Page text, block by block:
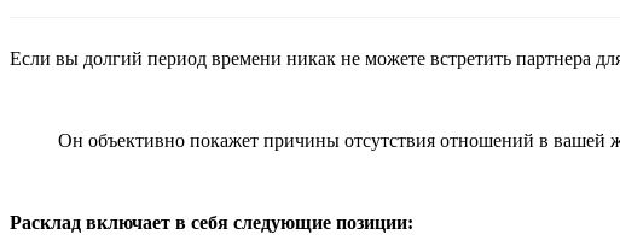
Если вы долгий период времени никак не можете встретить партнера
Он объективно покажет причины отсутствия отношений в
Расклад включает в себя следующие позиции: